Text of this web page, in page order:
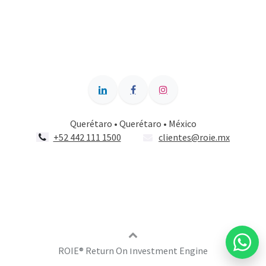
Querétaro • Querétaro • México
+52 442 111 1500
clientes@roie.mx
ROIE®️ Return On Investment Engine